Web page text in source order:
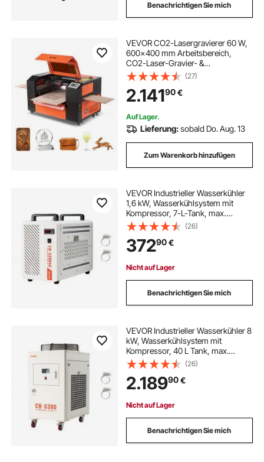
Benachrichtigen Sie mich
VEVOR CO2-Lasergravierer 60 W,
600x400 mm Arbeitsbereich,
CO2-Laser-Gravier- &
Schneidemaschine mit 4-Wege-
Luftunterstützung, kompatibel mit
LightBurn, CorelDRAW & RDWorks,
für Holz, Acryl & Glas
(27)
2.14190€
Auf Lager.
Lieferung:sobald Do. Aug. 13
Zum Warenkorb hinzufügen
VEVOR Industrieller Wasserkühler
1,6 kW, Wasserkühlsystem mit
Kompressor, 7-L-Tank, max.
Durchfluss 13 L/min, Industrial
Water Chiller für CO2-Lasergravur-
& -schneidmaschinen
(26)
37290€
Nicht auf Lager
Benachrichtigen Sie mich
VEVOR Industrieller Wasserkühler 8
kW, Wasserkühlsystem mit
Kompressor, 40 L Tank, max.
Durchflussrate 70 L/min, Industrial
Water Chiller für CO2-Laser-
Röhrengravur- &
Schneidemaschinen
(26)
2.18990€
Nicht auf Lager
Benachrichtigen Sie mich